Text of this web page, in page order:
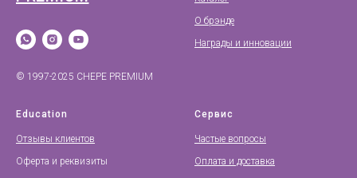
© 1997-2025 CHEPE PREMIUM
О брэнде
Награды и инновации
Education
Отзывы клиентов
Оферта и реквизиты
Сервис
Частые вопросы
Оплата и доставка